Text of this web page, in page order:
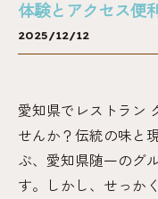
体験とアクセス便
2025/12/12
愛知県でレストラン
せんか？伝統の味と
ぶ、愛知県随一のグ
す。しかし、せっか